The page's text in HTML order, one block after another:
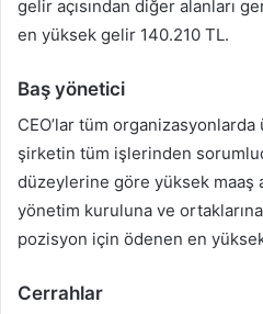
gelir açısından diğer alanları
en yüksek gelir 140.210 TL.
Baş yönetici
CEO’lar tüm
şirketin tüm işlerinden
düzeylerine göre yüksek maaş
yönetim kuruluna ve
pozisyon için ödenen en
Cerrahlar